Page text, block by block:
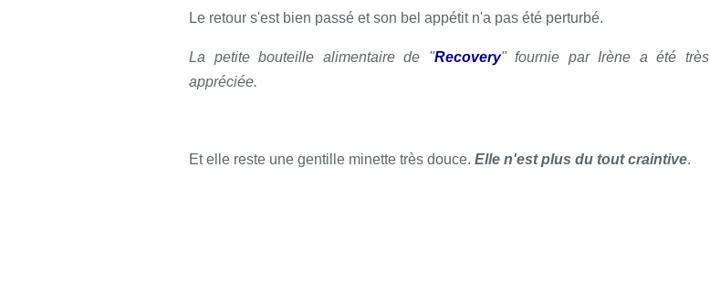
Le retour s'est bien passé et son bel appétit n'a pas été perturbé.
La petite bouteille alimentaire de "Recovery" fournie par Irène a été très
appréciée.
Et elle reste une gentille minette très douce. Elle n'est plus du tout craintive.